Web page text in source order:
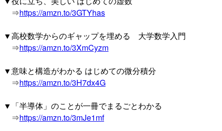
⇒https://amzn.to/3GTYhas
▼高校数学からのギャップを埋める 大学数学入門
⇒https://amzn.to/3XmCyzm
▼意味と構造がわかる はじめての微分積分
⇒https://amzn.to/3H7dx4G
▼「半導体」のことが一冊でまるごとわかる
⇒https://amzn.to/3mJe1mf